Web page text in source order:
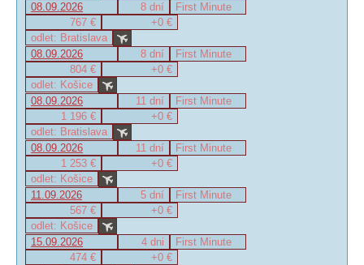
08.09.2026
8 dní
First Minute
767 €
+0 €
odlet: Bratislava
08.09.2026
8 dní
First Minute
804 €
+0 €
odlet: Košice
08.09.2026
11 dní
First Minute
1 196 €
+0 €
odlet: Bratislava
08.09.2026
11 dní
First Minute
1 253 €
+0 €
odlet: Košice
11.09.2026
5 dní
First Minute
567 €
+0 €
odlet: Košice
15.09.2026
4 dni
First Minute
474 €
+0 €